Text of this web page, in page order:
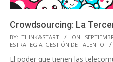
Crowdsourcing: La
2011-
09-
BY: THINK&START ON:
ESTRATEGIA, GESTIÓN DE TALENTO
El poder que tienen las